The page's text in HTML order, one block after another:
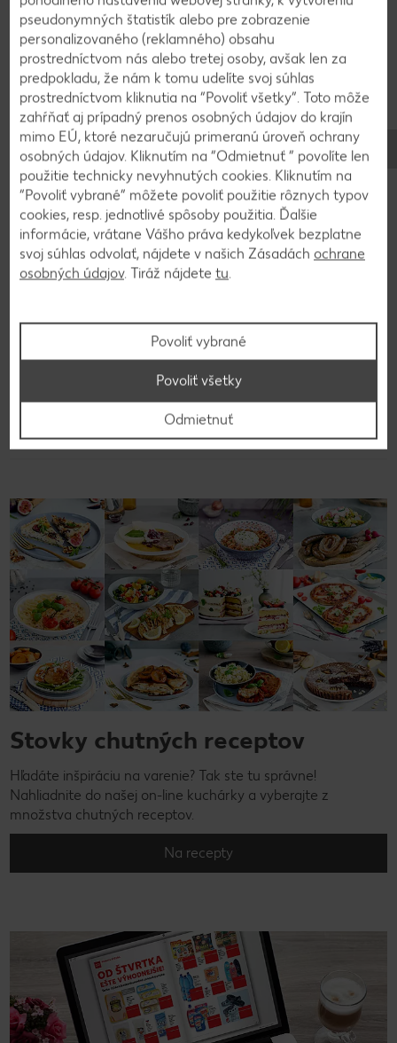
po častiach pridáme malinovú plnku. Ak
vyšľahaná smotana trochu zredne, nič sa nedeje,
koláč v chladničke vďaka želatíne stuhne.
4
Pripravenú plnku vylejeme na korpus a dáme do
chladu aspoň na 5 hodín, ideálne však na noc.
Pred servírovaním dozdobíme čerstvým ovocím.
Video k receptu
Stovky chutných receptov
Hľadáte inšpiráciu na varenie? Tak ste tu správne!
Nahliadnite do našej on-line kuchárky a vyberajte z
množstva chutných receptov.
Na recepty
pseudonymných štatistík alebo pre zobrazenie
personalizovaného (reklamného) obsahu
prostredníctvom nás alebo tretej osoby, avšak len za
predpokladu, že nám k tomu udelíte svoj súhlas
prostredníctvom kliknutia na “Povoliť všetky”. Toto môže
zahŕňať aj prípadný prenos osobných údajov do krajín
mimo EÚ, ktoré nezaručujú primeranú úroveň ochrany
osobných údajov. Kliknutím na “Odmietnuť ” povolíte len
použitie technicky nevyhnutých cookies. Kliknutím na
“Povoliť vybrané” môžete povoliť použitie rôznych typov
cookies, resp. jednotlivé spôsoby použitia. Ďalšie
informácie, vrátane Vášho práva kedykoľvek bezplatne
svoj súhlas odvolať, nájdete v našich Zásadách ochrane
osobných údajov. Tiráž nájdete tu.
Povoliť vybrané
Odmietnuť
Povoliť všetky